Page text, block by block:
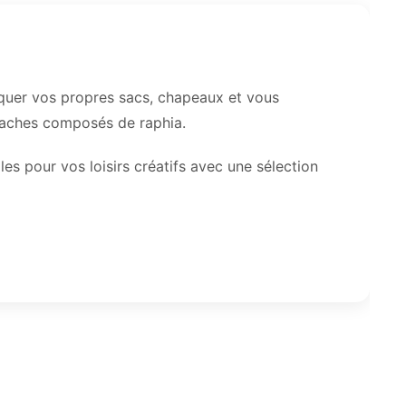
vos propres sacs, chapeaux et vous
composés de raphia.
pour vos loisirs créatifs avec une sélection